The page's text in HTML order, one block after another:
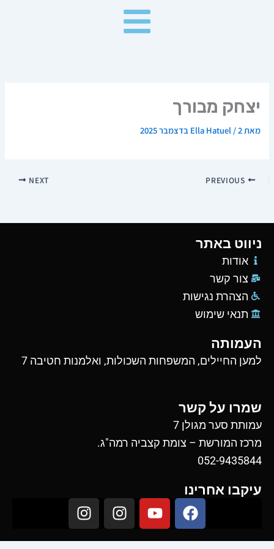
יצחק מבורך
מאת Ella Hatuel /2 בדצמבר 2025
NEXT
ניווט באתר
אודות
צור קשר
הצהרת נגישות
תנאי שימוש
העמותה
למען החיילים, המשפחות השכולות, ואלמנות חטיבה 7
שמרו על קשר
עמותת סער מגולן 7
מרכז המורשת – צומת קצביה רמה"ג.
052-9435844
עיקבו אחרינו
F
a
c
Y
o
u
I
n
s
I
n
s